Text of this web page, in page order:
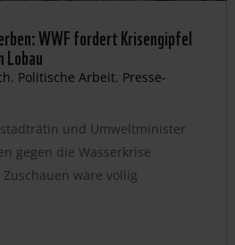
WWF fordert Krisengipfel
, Politische Arbeit, Presse-
und Umweltminister
gegen die Wasserkrise
wäre völlig